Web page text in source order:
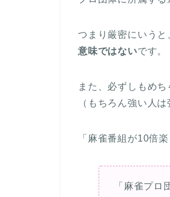
つまり厳密にいうと
意味ではないです。
また、必ずしもめ
（もちろん強い人
「麻雀番組が10倍
「麻雀プロ